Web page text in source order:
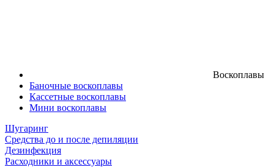
Воскоплавы
Баночные воскоплавы
Кассетные воскоплавы
Мини воскоплавы
Шугаринг
Средства до и после депиляции
Дезинфекция
Расходники и аксессуары